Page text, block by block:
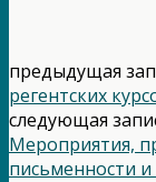
предыдущая
регентских
следующая
Мероприятия,
письменности и